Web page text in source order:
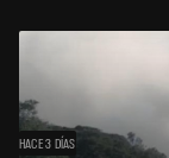
HACE 3 DÍAS